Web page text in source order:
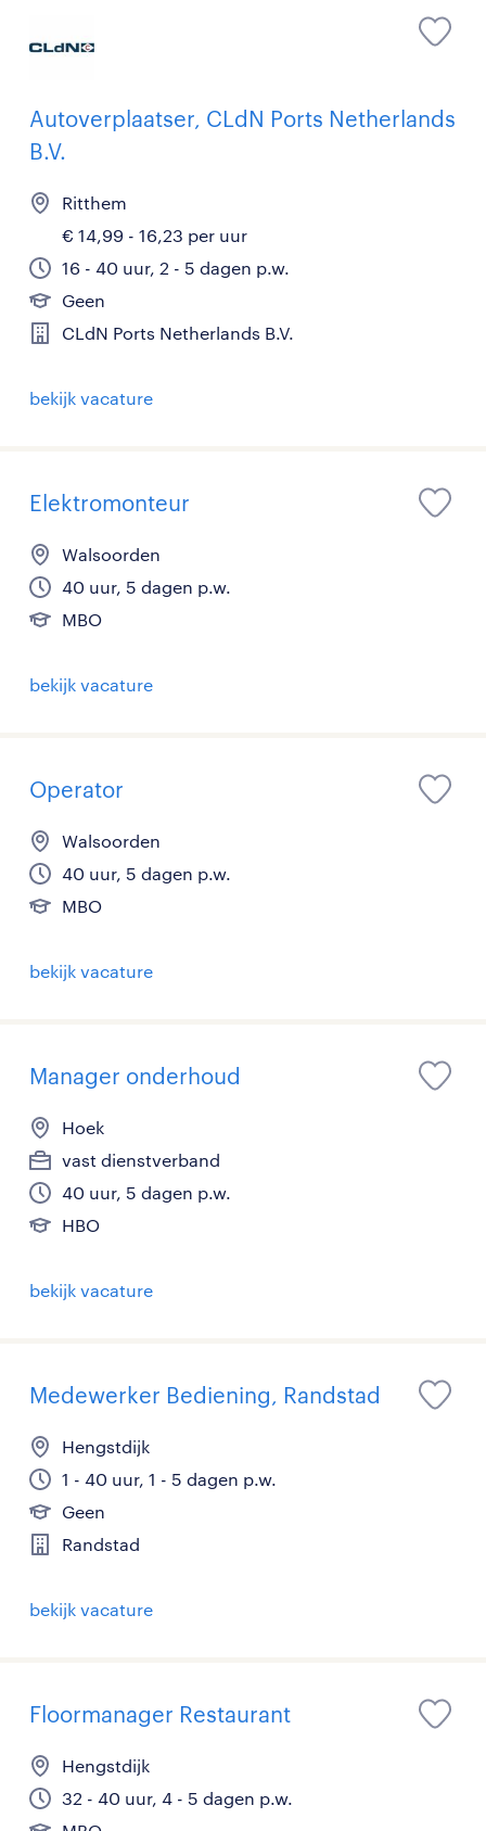
Autoverplaatser, CLdN Ports Netherlands
B.V.
Ritthem
€ 14,99 - 16,23 per uur
16 - 40 uur, 2 - 5 dagen p.w.
Geen
CLdN Ports Netherlands B.V.
bekijk vacature
Elektromonteur
Walsoorden
40 uur, 5 dagen p.w.
MBO
bekijk vacature
Operator
Walsoorden
40 uur, 5 dagen p.w.
MBO
bekijk vacature
Manager onderhoud
Hoek
vast dienstverband
40 uur, 5 dagen p.w.
HBO
bekijk vacature
Medewerker Bediening, Randstad
Hengstdijk
1 - 40 uur, 1 - 5 dagen p.w.
Geen
Randstad
bekijk vacature
Floormanager Restaurant
Hengstdijk
32 - 40 uur, 4 - 5 dagen p.w.